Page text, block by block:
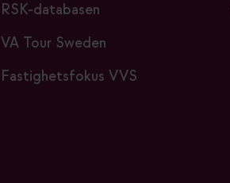
RSK-databasen
VA Tour Sweden
Fastighetsfokus VVS